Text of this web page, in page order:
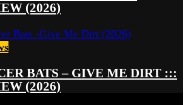
(2026)
BATS – GIVE ME DIRT :::
(2026)